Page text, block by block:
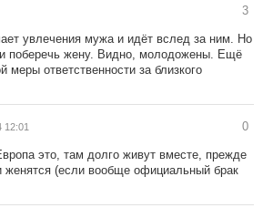
3
увлечения мужа и идёт вслед за ним. Но
поберечь жену. Видно, молодожены. Ещё
меры ответственности за близкого
12:01 0
это, там долго живут вместе, прежде
женятся (если вообще официальный брак